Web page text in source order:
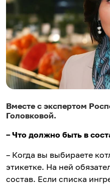
Вместе с экспертом
Головковой.
– Что должно быть в
– Когда вы выбираете
этикетке. На ней
состав. Если списка